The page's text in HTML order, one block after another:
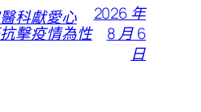
科獻愛心
擊疫情為性
2026 年
8 月 6
日